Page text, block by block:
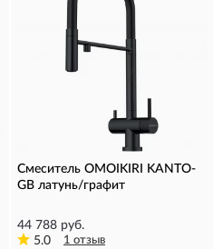
Смеситель OMOIKIRI KANTO-
GB латунь/графит
44 788 руб.
5.0
1 отзыв